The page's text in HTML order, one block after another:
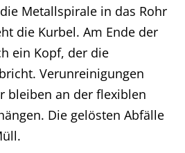
Metallspirale in das Rohr
die Kurbel. Am Ende der
ein Kopf, der die
Verunreinigungen
bleiben an der flexiblen
Die gelösten Abfälle